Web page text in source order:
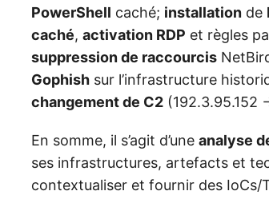
PowerShell caché; installation de
caché, activation RDP et règles
suppression de raccourcis
Gophish sur l’infrastructure
changement de C2 (192.3.95.152
En somme, il s’agit d’une analyse
ses infrastructures, artefacts et
contextualiser et fournir des IoCs/